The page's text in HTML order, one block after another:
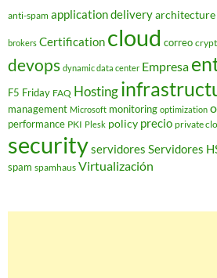
anti-spam application deliveryarchitecture
brokers Certification cloud correo
devops dynamic data center Empresa
F5 Friday FAQ Hosting
management Microsoft monitoring optimization
performance PKI Plesk policy precio private
securityservidores Servidores
spam spamhaus Virtualización